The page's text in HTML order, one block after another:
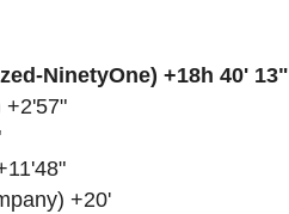
NinetyOne) +18h 40' 13"
+2'57"
+20'